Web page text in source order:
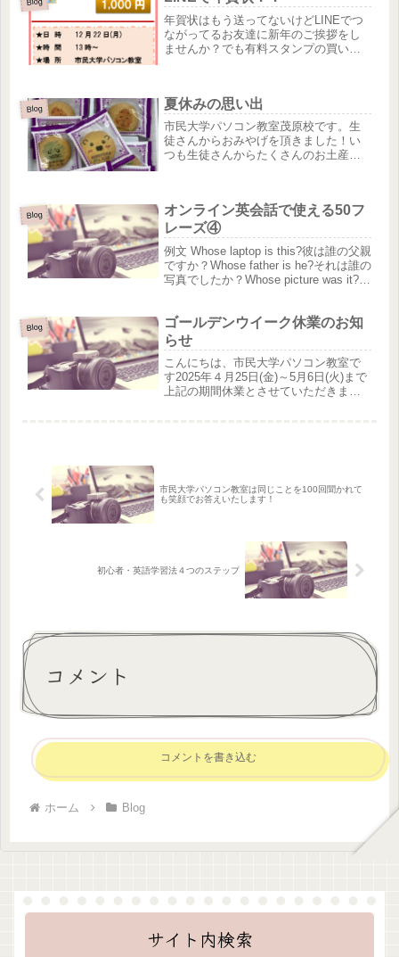
トしたら喜ぶわ！」と熱心にテキスト
に...
年賀状はもう送ってないけどLINEでつ
ながってるお友達に新年のご挨拶をし
ませんか？でも有料スタンプの買い方
ければと思います(*^^)v講座...
Blog 夏休みの思い出
市民大学パソコン教室茂原校です。生
徒さんからおみやげを頂きました！い
つも生徒さんからたくさんのお土産や
北海道のお土産(#^^#)旭山動物園...
Blog
オンライン英会話で使える50フ
レーズ④
例文 Whose laptop is this?彼は誰の父親
ですか？Whose father is he?それは誰の
写真でしたか？Whose picture was it?あ
Blog
ゴールデンウイーク休業のお知
らせ
こんにちは、市民大学パソコン教室で
す2025年４月25日(金)～5月6日(火)まで
上記の期間休業とさせていただきま
市民大学パソコン教室は同じことを100回聞かれて
も笑顔でお答えいたします！
初心者・英語学習法４つのステップ
コメント
コメントを書き込む
ホーム Blog
サイト内検索